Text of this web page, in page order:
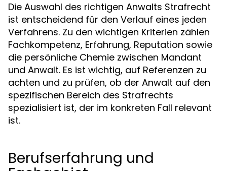
Die Auswahl des richtigen Anwalts Strafrecht
ist entscheidend für den Verlauf eines jeden
Verfahrens. Zu den wichtigen Kriterien zählen
Fachkompetenz, Erfahrung, Reputation sowie
die persönliche Chemie zwischen Mandant
und Anwalt. Es ist wichtig, auf Referenzen zu
achten und zu prüfen, ob der Anwalt auf den
spezifischen Bereich des Strafrechts
spezialisiert ist, der im konkreten Fall relevant
ist.
Berufserfahrung und